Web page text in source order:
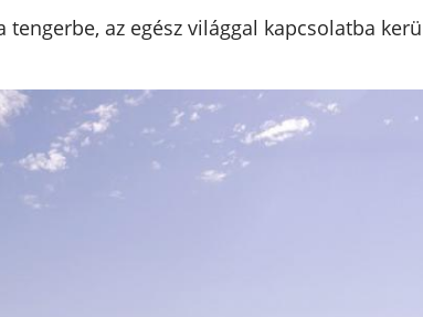
az egész világgal kapcsolatba